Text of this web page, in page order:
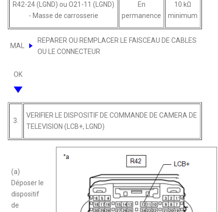
R42-24 (LGND) ou O21-11 (LGND)
- Masse de carrosserie
En
permanence
10 kΩ
minimum
MAL
REPARER OU REMPLACER LE FAISCEAU DE CABLES
OU LE CONNECTEUR
OK
3.
VERIFIER LE DISPOSITIF DE COMMANDE DE CAMERA DE
TELEVISION (LCB+, LGND)
(a)
Déposer le
dispositif
de